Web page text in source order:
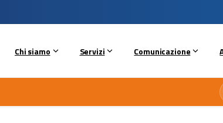
Chi siamo Servizi Comunicazione